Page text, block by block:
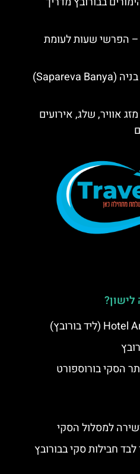
הפרשי שעות לעומת
בריכות תרמיות בספארבה בניה (Sapareva Banya)
אוויר, שלג, אירועים
הסקי בורוספורט
למסלול הסקי
חבילות סקי בבורובץ